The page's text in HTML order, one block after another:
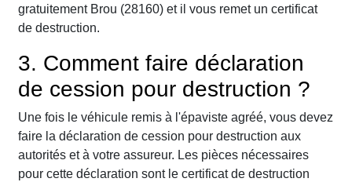
gratuitement Brou (28160) et il vous remet un certificat
de destruction.
3. Comment faire déclaration
de cession pour destruction ?
Une fois le véhicule remis à l'épaviste agréé, vous devez
faire la déclaration de cession pour destruction aux
autorités et à votre assureur. Les pièces nécessaires
pour cette déclaration sont le certificat de destruction